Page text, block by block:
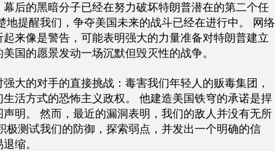
幕后的黑暗分子已经在努力破坏特朗普潜在的第二个任
地提醒我们，争夺美国未来的战斗已经在进行中。 网络
来像是警告，可能表明强大的力量准备对特朗普建立
国的愿景发动一场沉默但毁灭性的战争。
大的对手的直接挑战：毒害我们年轻人的贩毒集团，
生活方式的恐怖主义政权。 他建造美国铁穹的承诺是捍
声明。 然而，最近的漏洞表明，我们的敌人并没有无所
极测试我们的防御，探索弱点，并发出一个明确的信
缩。